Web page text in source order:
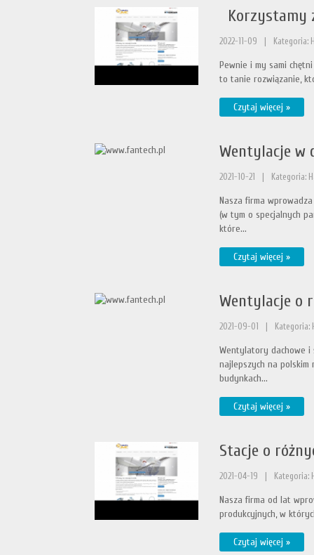
Korzystamy
2022-11-09 Kategoria:
Pewnie i my sami
to tanie rozwiązanie,
Czytaj więcej »
Wentylacje w
2021-10-21 Kategoria:
Nasza firma
(w tym o specjalnych
które...
Czytaj więcej »
Wentylacje o
2021-09-01 Kategoria:
Wentylatory dachowe i
najlepszych na
budynkach...
Czytaj więcej »
Stacje o
2021-04-19 Kategoria:
Nasza firma od lat
produkcyjnych, w
Czytaj więcej »